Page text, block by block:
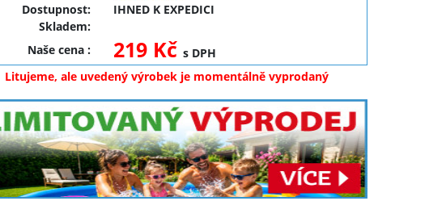
Dostupnost:
IHNED K EXPEDICI
Skladem:
Naše cena: 219 Kčs DPH
Litujeme, ale uvedený výrobek je momentálně vyprodaný